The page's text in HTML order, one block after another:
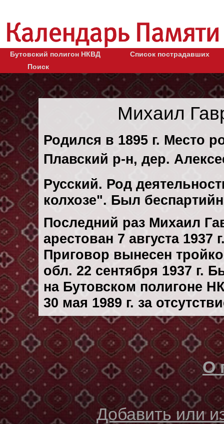
Бутовский полигон НКВД
Список пострадавших
Поиск
Михаил
Родился в 1895 г. Место
Плавский р-н, дер.
Русский. Род
колхозе". Был
Последний раз Михаил
арестован 7 августа 1937
Приговор вынесен
обл. 22 сентября 1937 г.
на Бутовском полигоне
30 мая 1989 г. за
О
Добавить или